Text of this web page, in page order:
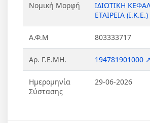
Νομική Μορφή
ΙΔΙΩΤΙΚΗ
ΕΤΑΙΡΕΙΑ (Ι.Κ.Ε.)
Α.Φ.Μ 803333717
Αρ. Γ.Ε.ΜΗ. 194781901000 ↗
Ημερομηνία
Σύστασης
29-06-2026